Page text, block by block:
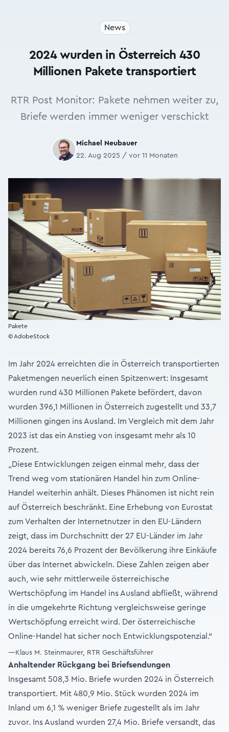
News
2024 wurden in Österreich 430
Millionen Pakete transportiert
RTR Post Monitor: Pakete nehmen weiter zu,
Briefe werden immer weniger verschickt
Michael Neubauer
22. Aug 2025 / vor 11 Monaten
Pakete
© AdobeStock
Im Jahr 2024 erreichten die in Österreich transportierten
Paketmengen neuerlich einen Spitzenwert: Insgesamt
wurden rund 430 Millionen Pakete befördert, davon
wurden 396,1 Millionen in Österreich zugestellt und 33,7
Millionen gingen ins Ausland. Im Vergleich mit dem Jahr
2023 ist das ein Anstieg von insgesamt mehr als 10
Prozent.
„Diese Entwicklungen zeigen einmal mehr, dass der
Trend weg vom stationären Handel hin zum Online-
Handel weiterhin anhält. Dieses Phänomen ist nicht rein
auf Österreich beschränkt. Eine Erhebung von Eurostat
zum Verhalten der Internetnutzer in den EU-Ländern
zeigt, dass im Durchschnitt der 27 EU-Länder im Jahr
2024 bereits 76,6 Prozent der Bevölkerung ihre Einkäufe
über das Internet abwickeln. Diese Zahlen zeigen aber
auch, wie sehr mittlerweile österreichische
Wertschöpfung im Handel ins Ausland abfließt, während
in die umgekehrte Richtung vergleichsweise geringe
Wertschöpfung erreicht wird. Der österreichische
Online-Handel hat sicher noch Entwicklungspotenzial.“
—Klaus M. Steinmaurer, RTR Geschäftsführer
Anhaltender Rückgang bei Briefsendungen
Insgesamt 508,3 Mio. Briefe wurden 2024 in Österreich
transportiert. Mit 480,9 Mio. Stück wurden 2024 im
Inland um 6,1 % weniger Briefe zugestellt als im Jahr
zuvor. Ins Ausland wurden 27,4 Mio. Briefe versandt, das